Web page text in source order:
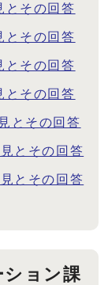
とその回答
とその回答
とその回答
とその回答
とその回答
とその回答
とその回答
ション課